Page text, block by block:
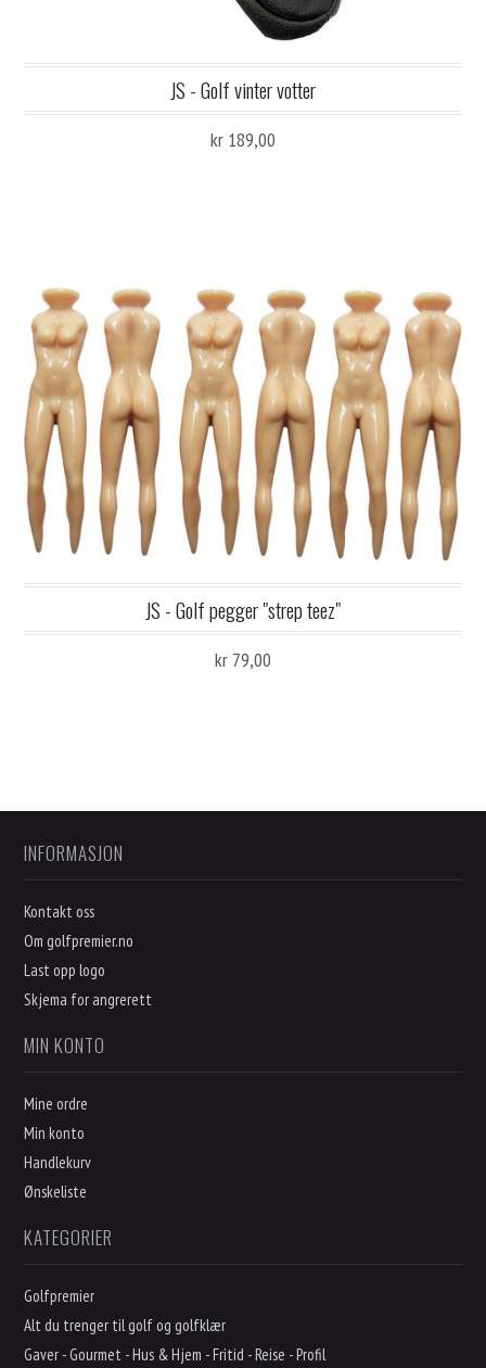
JS - Golf vinter votter
kr 189,00
JS - Golf pegger "strep teez"
kr 79,00
INFORMASJON
Kontakt oss
Om golfpremier.no
Last opp logo
Skjema for angrerett
MIN KONTO
Mine ordre
Min konto
Handlekurv
Ønskeliste
KATEGORIER
Golfpremier
Alt du trenger til golf og golfklær
Gaver - Gourmet - Hus & Hjem - Fritid - Reise - Profil